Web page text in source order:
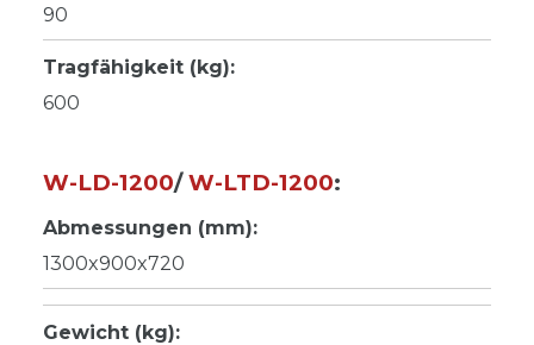
90
Tragfähigkeit (kg):
600
W-LD-1200/W-LTD-1200:
Abmessungen (mm):
1300x900x720
Gewicht (kg):